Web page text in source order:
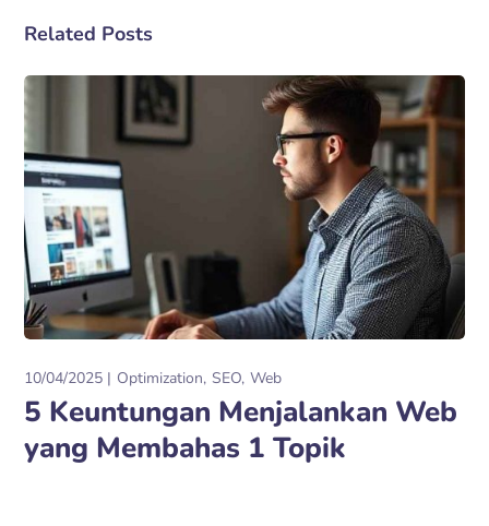
Related Posts
10/04/2025 Optimization SEO Web
5 Keuntungan Menjalankan Web
yang Membahas 1 Topik